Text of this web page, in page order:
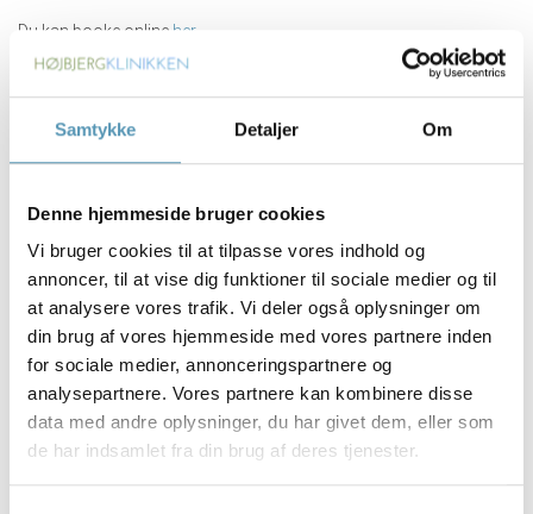
Samtykke Detaljer Om
Denne hjemmeside bruger cookies
Vi bruger cookies til at tilpasse vores indhold og
annoncer, til at vise dig funktioner til sociale medier og til
at analysere vores trafik. Vi deler også oplysninger om
din brug af vores hjemmeside med vores partnere inden
for sociale medier, annonceringspartnere og
analysepartnere. Vores partnere kan kombinere disse
data med andre oplysninger, du har givet dem, eller som
de har indsamlet fra din brug af deres tjenester.
Du kan booke online her.
Du kan også kontakte vores reception på +4586180086.
Book tid her